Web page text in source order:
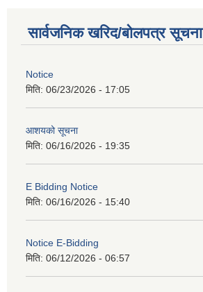
सार्वजनिक खरिद/बोलपत्र सूचना
Notice
मिति: 06/23/2026 - 17:05
आशयको सूचना
मिति: 06/16/2026 - 19:35
E Bidding Notice
मिति: 06/16/2026 - 15:40
Notice E-Bidding
मिति: 06/12/2026 - 06:57